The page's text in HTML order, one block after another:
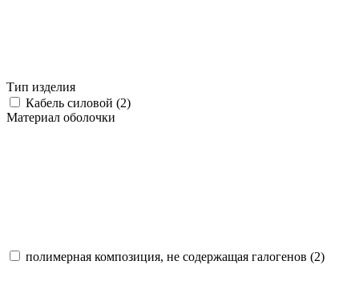
Тип изделия
Кабель силовой (2)
Материал оболочки
полимерная композиция, не содержащая галогенов (2)